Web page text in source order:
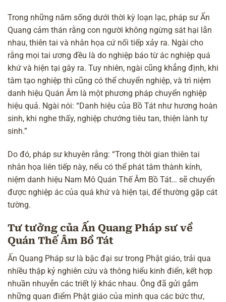
Trong những năm sống dưới thời kỳ loạn lạc, pháp sư Ấn
Quang cảm thán rằng con người không ngừng sát hại lẫn
nhau, thiên tai và nhân họa cứ nối tiếp xảy ra. Ngài cho
rằng mọi tai ương đều là do nghiệp báo từ ác nghiệp quá
khứ và hiện tại gây ra. Tuy nhiên, ngài cũng khẳng định, khi
tâm tạo nghiệp thì cũng có thể chuyển nghiệp, và trì niệm
danh hiệu Quán Âm là một phương pháp chuyển nghiệp
hiệu quả. Ngài nói: “Danh hiệu của Bồ Tát như hương hoàn
sinh, khi nghe thấy, nghiệp chướng tiêu tan, thiện lành tự
sinh.”
Do đó, pháp sư khuyên rằng: “Trong thời gian thiên tai
nhân họa liên tiếp này, nếu có thể phát tâm thành kính,
niệm danh hiệu Nam Mô Quán Thế Âm Bồ Tát… sẽ chuyển
được nghiệp ác của quá khứ và hiện tại, để thường gặp cát
tường.
Tư tưởng của Ấn Quang Pháp sư về
Quán Thế Âm Bồ Tát
Ấn Quang Pháp sư là bậc đại sư trong Phật giáo, trải qua
nhiều thập kỷ nghiên cứu và thông hiểu kinh điển, kết hợp
nhuần nhuyễn các triết lý khác nhau. Ông đã gửi gắm
những quan điểm Phật giáo của mình qua các bức thư,